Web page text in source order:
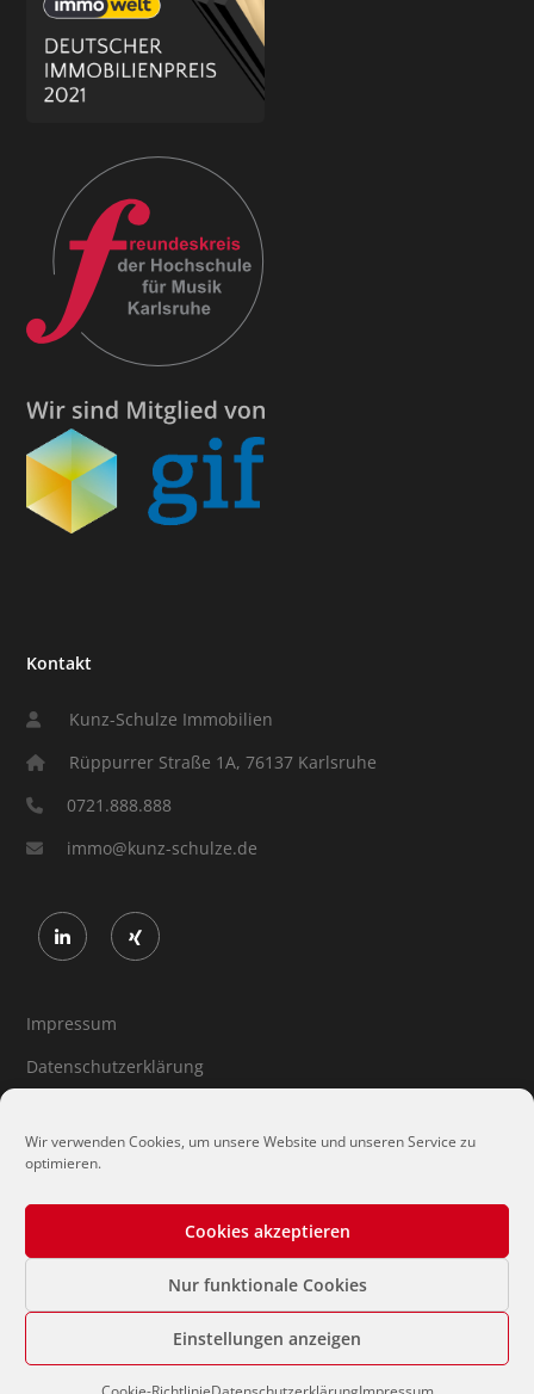
Wir verwenden Cookies, um unsere Website und unseren Service zu
optimieren.
Cookies akzeptieren
Nur funktionale Cookies
Einstellungen anzeigen
Kontakt
Kunz-Schulze Immobilien
Rüppurrer Straße 1A, 76137 Karlsruhe
0721.888.888
immo@kunz-schulze.de
Impressum
Datenschutzerklärung